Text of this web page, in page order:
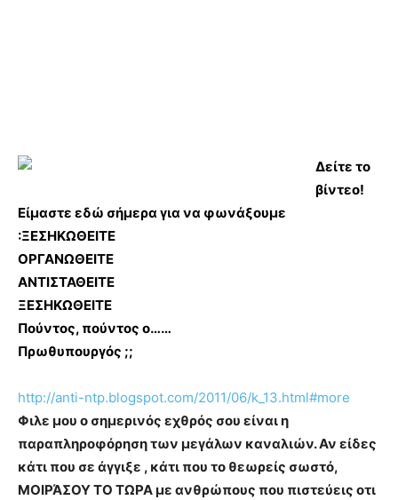
Δείτε το
βίντεο!
Είμαστε εδώ σήμερα για να φωνάξουμε
:ΞΕΣΗΚΩΘΕΙΤΕ
ΟΡΓΑΝΩΘΕΙΤΕ
ΑΝΤΙΣΤΑΘΕΙΤΕ
ΞΕΣΗΚΩΘΕΙΤΕ
Πούντος, πούντος ο……
Πρωθυπουργός ;;
http://anti-ntp.blogspot.com/2011/06/k_13.html#more
Φιλε μου ο σημερινός εχθρός σου είναι η
παραπληροφόρηση των μεγάλων καναλιών. Αν είδες
κάτι που σε άγγιξε , κάτι που το θεωρείς σωστό,
ΜΟΙΡΆΣΟΥ ΤΟ ΤΩΡΑ με ανθρώπους που πιστεύεις οτι